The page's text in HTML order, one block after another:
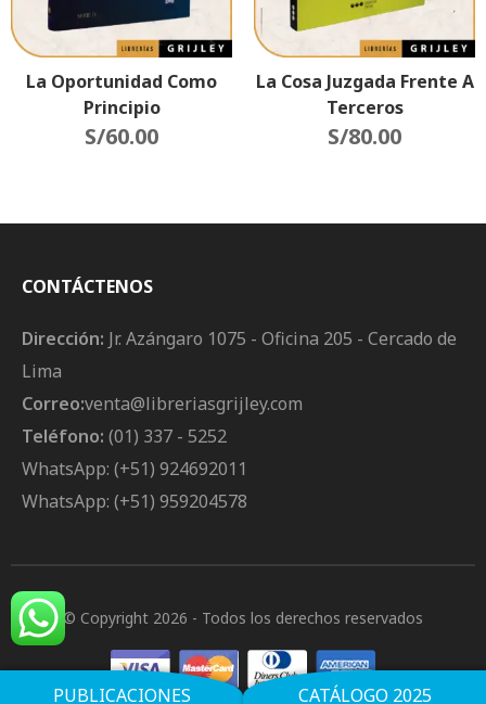
La Oportunidad Como
Principio
Complementario Del
S/60.00
La Cosa Juzgada Frente A
Terceros
S/80.00
CONTÁCTENOS
Dirección: Jr. Azángaro 1075 - Oficina 205 - Cercado de
Lima
Correo:venta@libreriasgrijley.com
Teléfono: (01) 337 - 5252
WhatsApp: (+51) 924692011
WhatsApp: (+51) 959204578
© Copyright 2026 - Todos los derechos reservados
PUBLICACIONES CATÁLOGO 2025